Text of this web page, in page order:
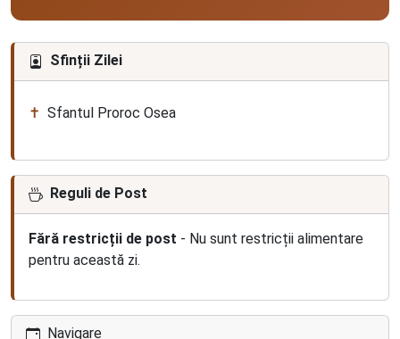
Sfinții Zilei
Sfantul Proroc Osea
Reguli de Post
Fără restricții de post - Nu sunt restricții alimentare
pentru această zi.
Navigare